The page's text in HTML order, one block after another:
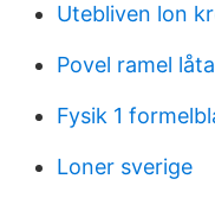
Utebliven lon
Povel ramel
Fysik 1
Loner sverige